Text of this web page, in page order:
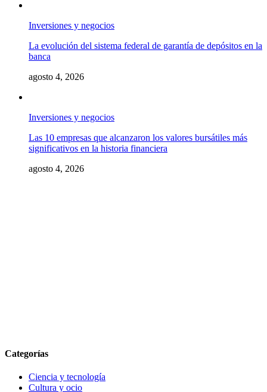
Inversiones y negocios
La evolución del sistema federal de garantía de depósitos en la
banca
agosto 4, 2026
Inversiones y negocios
Las 10 empresas que alcanzaron los valores bursátiles más
significativos en la historia financiera
agosto 4, 2026
Categorías
Ciencia y tecnología
Cultura y ocio